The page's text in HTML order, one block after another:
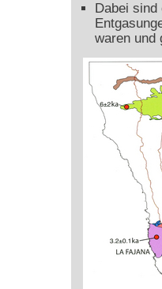
Dabei sind
waren und